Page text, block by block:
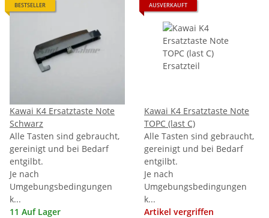
BESTSELLER
Kawai K4 Ersatztaste Note
Schwarz
Alle Tasten sind gebraucht,
gereinigt und bei Bedarf
entgilbt.
Je nach
Umgebungsbedingungen
k...
11 Auf Lager
AUSVERKAUFT
Kawai K4 Ersatztaste Note
TOPC (last C)
Alle Tasten sind gebraucht,
gereinigt und bei Bedarf
entgilbt.
Je nach
Umgebungsbedingungen
k...
Artikel vergriffen